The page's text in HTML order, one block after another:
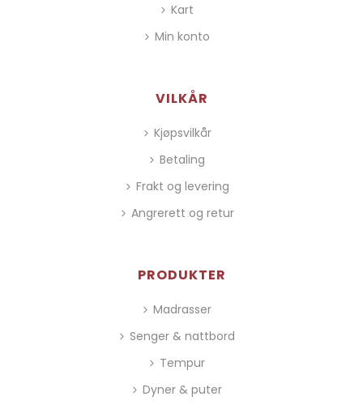
Kart
Min konto
VILKÅR
Kjøpsvilkår
Betaling
Frakt og levering
Angrerett og retur
PRODUKTER
Madrasser
Senger & nattbord
Tempur
Dyner & puter